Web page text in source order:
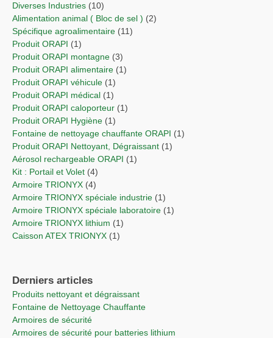
Diverses Industries (10)
Alimentation animal ( Bloc de sel ) (2)
Spécifique agroalimentaire (11)
Produit ORAPI (1)
Produit ORAPI montagne (3)
Produit ORAPI alimentaire (1)
Produit ORAPI véhicule (1)
Produit ORAPI médical (1)
Produit ORAPI caloporteur (1)
Produit ORAPI Hygiène (1)
Fontaine de nettoyage chauffante ORAPI (1)
Produit ORAPI Nettoyant, Dégraissant (1)
Aérosol rechargeable ORAPI (1)
Kit : Portail et Volet (4)
Armoire TRIONYX (4)
Armoire TRIONYX spéciale industrie (1)
Armoire TRIONYX spéciale laboratoire (1)
Armoire TRIONYX lithium (1)
Caisson ATEX TRIONYX (1)
Derniers articles
Produits nettoyant et dégraissant
Fontaine de Nettoyage Chauffante
Armoires de sécurité
Armoires de sécurité pour batteries lithium